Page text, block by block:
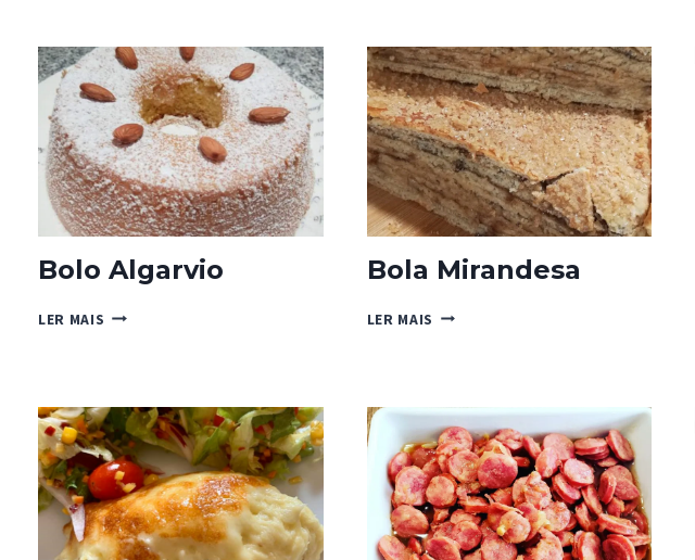
BY
BDJ
DE
CHAVES
Bolo Algarvio
LER MAIS BOLO
Bola Mirandesa
LER MAIS BOLA